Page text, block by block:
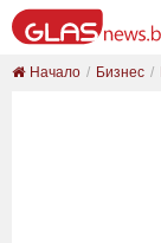
Начало Бизнес